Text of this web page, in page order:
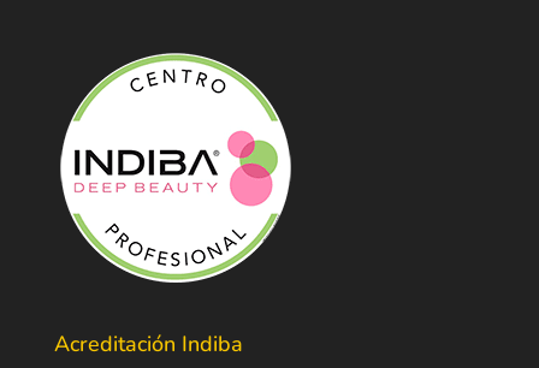
Acreditación Indiba